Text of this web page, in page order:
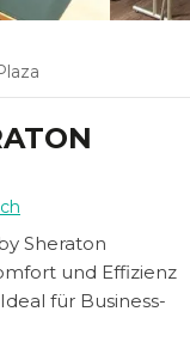
Sheraton
und Effizienz
für Business-